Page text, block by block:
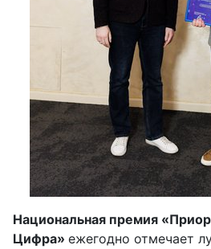
Национальная премия «
Цифра» ежегодно отмечает